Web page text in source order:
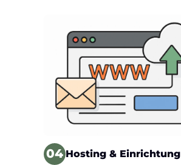
04 Hosting & Einrichtung